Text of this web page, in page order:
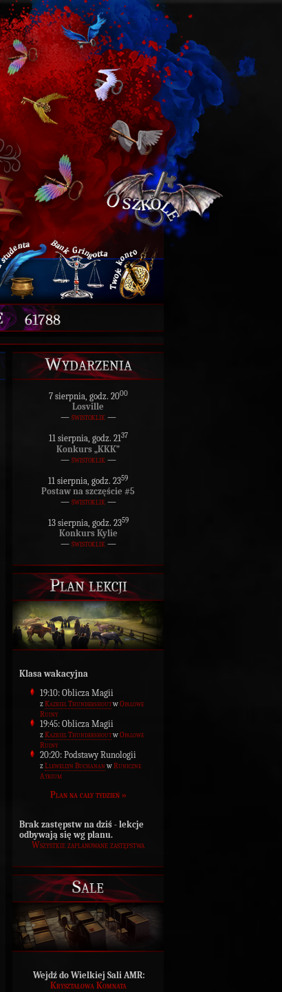
61788
Wydarzenia
7 sierpnia, godz. 2000
Losville
— świstoklik—
11 sierpnia, godz. 2137
Konkurs „KKK”
— świstoklik —
11 sierpnia, godz. 2359
Postaw na szczęście #5
— świstoklik —
13 sierpnia, godz. 2359
Konkurs Kylie
— świstoklik—
Plan lekcji
Klasa wakacyjna
19:10: Oblicza Magii
zKazbiel ThundershoutwOpalowe
Ruiny
19:45: Oblicza Magii
zKazbiel ThundershoutwOpalowe
Ruiny
20:20: Podstawy Runologii
zLlewellyn Buchanan wRuniczne
Atrium
Plan na cały tydzień »
Brak zastępstw na dziś - lekcje
odbywają się wg planu.
Wszystkie zaplanowane zastępstwa
Sale
Wejdź do Wielkiej Sali AMR:
Kryształowa Komnata